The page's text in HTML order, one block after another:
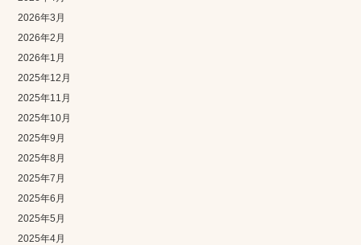
2026年3月
2026年2月
2026年1月
2025年12月
2025年11月
2025年10月
2025年9月
2025年8月
2025年7月
2025年6月
2025年5月
2025年4月